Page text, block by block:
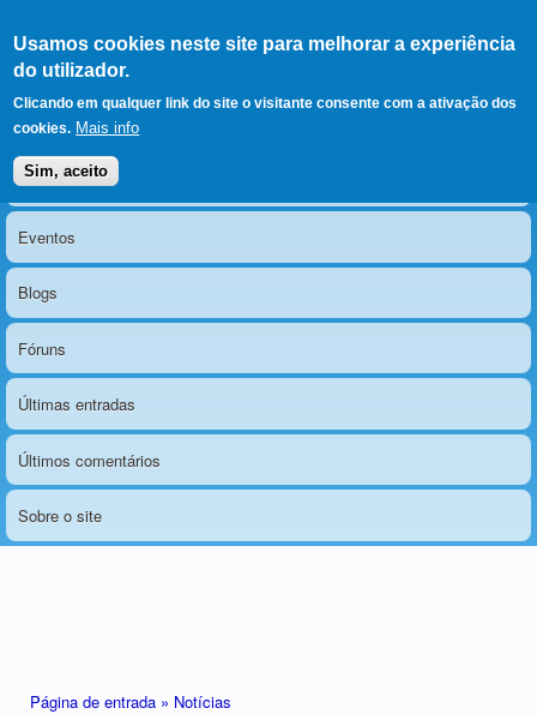
Usamos cookies neste site para melhorar a experiência
do utilizador.
Clicando em qualquer link do site o visitante consente com a ativação dos
cookies. Mais info
Sim, aceito
LERPARAVER , ir para a
página principal
O portal da visão diferente
Menu principal
Notícias
Eventos
Blogs
Fóruns
Últimas entradas
Últimos comentários
Sobre o site
Página de entrada » Notícias